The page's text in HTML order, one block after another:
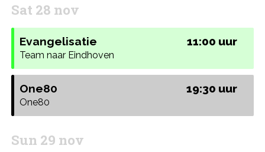
Sat 28 nov
Evangelisatie 11:00 uur
Team naar Eindhoven
One80 19:30 uur
One80
Sun 29 nov